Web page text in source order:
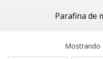
Parafina de
Mostrando